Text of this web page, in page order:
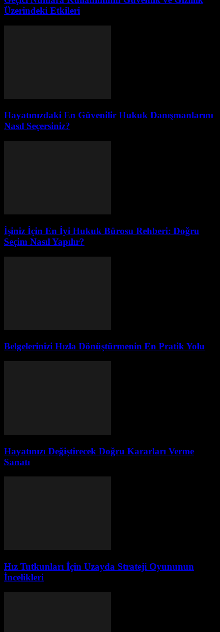
Üzerindeki Etkileri
Hayatınızdaki En Güvenilir Hukuk Danışmanlarını
Nasıl Seçersiniz?
İşiniz İçin En İyi Hukuk Bürosu Rehberi: Doğru
Seçim Nasıl Yapılır?
Belgelerinizi Hızla Dönüştürmenin En Pratik Yolu
Hayatınızı Değiştirecek Doğru Kararları Verme
Sanatı
Hız Tutkunları İçin Uzayda Strateji Oyununun
İncelikleri